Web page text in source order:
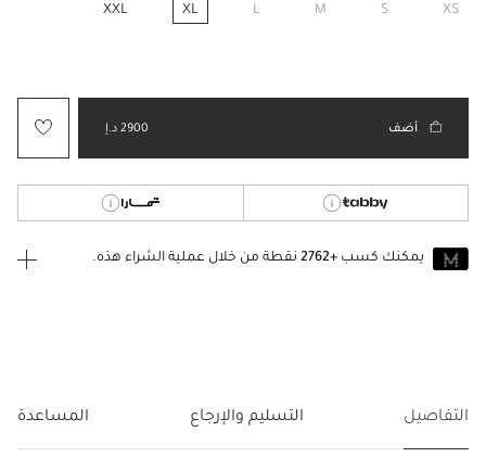
XS
S
M
L
XL
XXL
أضف 2900 د.إ
يمكنك كسب +2762
نقطة من خلال عملية الشراء هذه.
التفاصيل التسليم والإرجاع المساعدة